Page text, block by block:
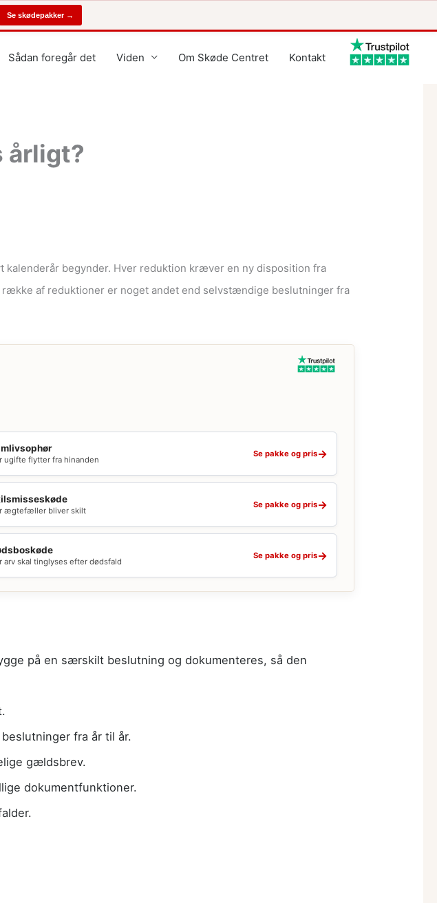
Se skødepakker →
Sådan foregår det Viden Om Skøde Centret Kontakt
årligt?
begynder. Hver reduktion kræver en ny disposition fra
af reduktioner er noget andet end selvstændige beslutninger fra
ugifte flytter fra hinanden
Se pakke og pris→
ægtefæller bliver skilt
Se pakke og pris→
arv skal tinglyses efter dødsfald
Se pakke og pris→
på en særskilt beslutning og dokumenteres, så den
fra år til år.
gældsbrev.
dokumentfunktioner.